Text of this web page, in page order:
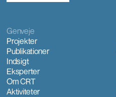
Genveje
Projekter
Publikationer
Indsigt
Eksperter
Om CRT
Aktiviteter